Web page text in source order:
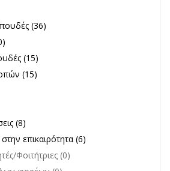
Σπουδές filter
(36)
filter
Σπουδές filter
(15)
filter
(15)
filter
(8)
στην επικαιρότητα filter
επικαιρότητα (6)
Φοιτήτριες (0)